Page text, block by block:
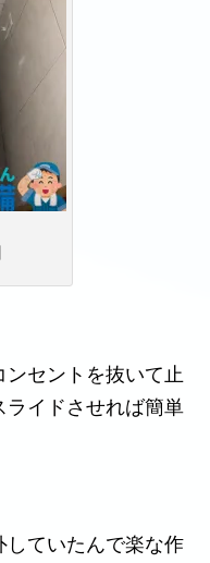
ンセントを抜いて止
ライドさせれば簡単
ていたんで楽な作